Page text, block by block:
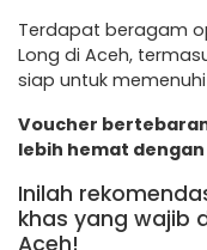
Terdapat beragam
Long di Aceh,
siap untuk
Voucher
lebih hemat
Inilah
khas yang wajib